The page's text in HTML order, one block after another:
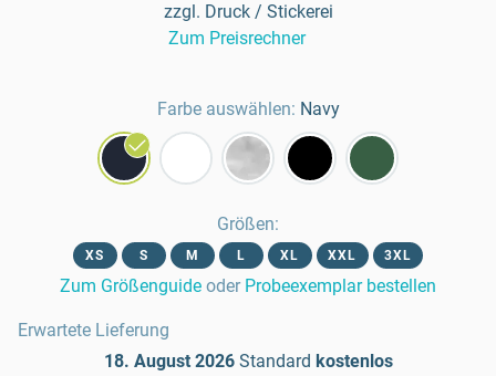
zzgl. Druck / Stickerei
Zum Preisrechner
Farbe auswählen: Navy
Größen:
XS S M L XL XXL 3XL
Zum Größenguide oder Probeexemplar bestellen
Erwartete Lieferung
18. August 2026 Standard kostenlos